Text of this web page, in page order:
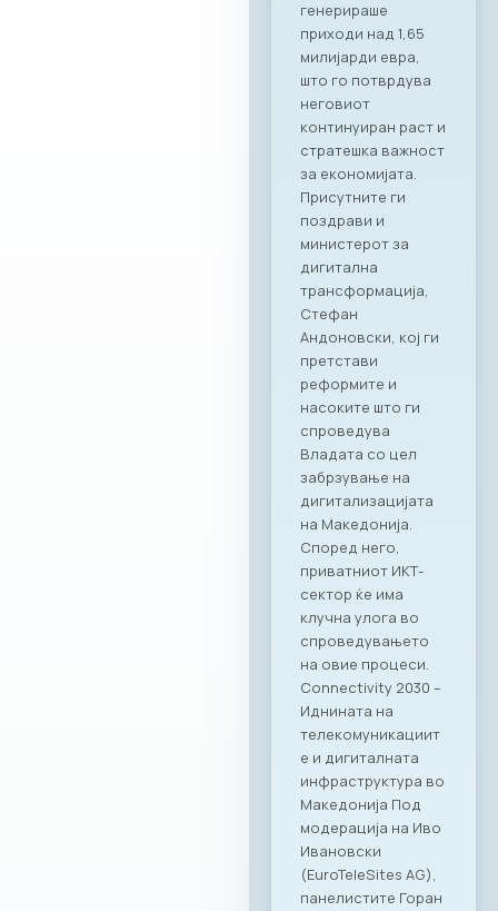
партнер, членките
на МАСИТ добиваат
моќен сојузник кој
гарантира
беспрекорна
организација и
поддршка за сите
идни корпоративни
активности,“ велат
од комората. „Ни
претставува
особена чест што
го одбележуваме
стратешко
партнерство со
МАСИТ. Веруваме
соработка ќе
донесе нови
можности и
вистинска
додадена
вредност за
компаниите
членки. Како
патрон партнер, за
заедницата на
МАСИТ
подготвивме
специјална
програма со
ексклузивни
бенефити која ќе
биде достапна во
сите наши локации
– PARK by Ragusa,
RAGUSA 360, Ragusa
919 и Kinder PARK.